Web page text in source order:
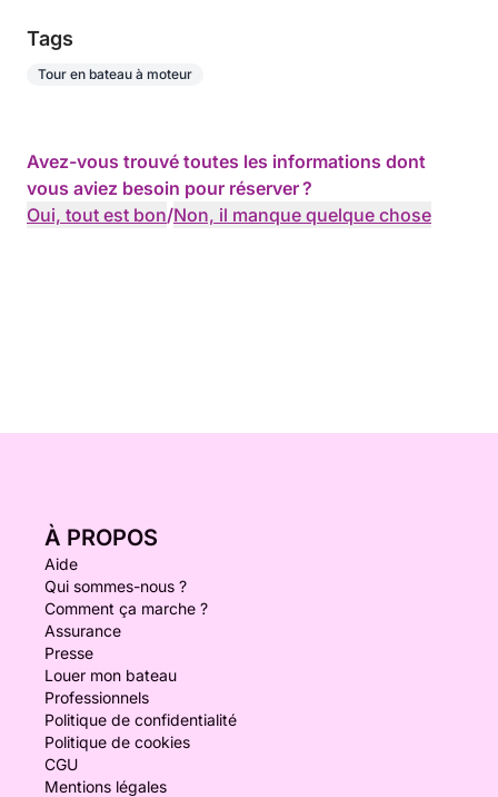
Tags
Tour en bateau à moteur
Avez-vous trouvé toutes les informations dont
vous aviez besoin pour réserver ?
Oui, tout est bon/Non, il manque quelque chose
À PROPOS
Aide
Qui sommes-nous ?
Comment ça marche ?
Assurance
Presse
Louer mon bateau
Professionnels
Politique de confidentialité
Politique de cookies
CGU
Mentions légales